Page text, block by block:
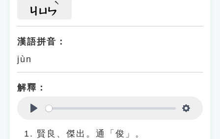
ㄐㄩㄣ
漢語拼音：
jùn
解釋：
賢良、傑出。通「俊」。